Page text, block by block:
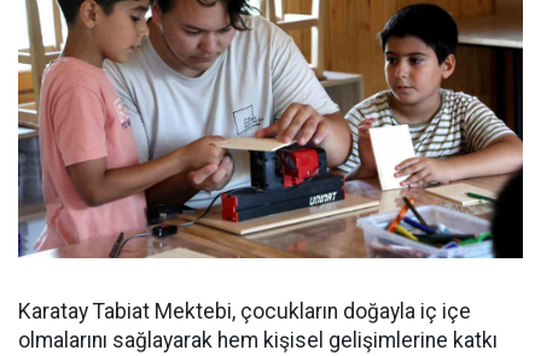
Karatay Tabiat Mektebi, çocukların doğayla iç içe
olmalarını sağlayarak hem kişisel gelişimlerine katkı